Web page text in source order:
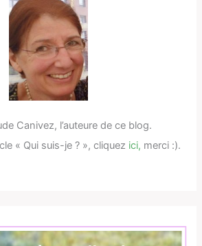
Canivez, l’auteure de ce blog.
« Qui suis-je ? », cliquez ici, merci :).